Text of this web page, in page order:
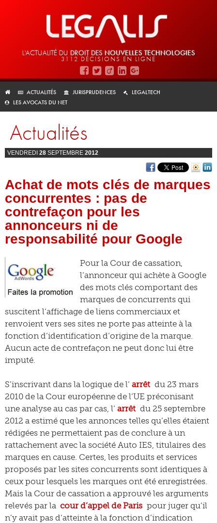
L'ACTUALITÉ DU DROIT DES NOUVELLES TECHNOLOGIES
3112 DÉCISIONS EN LIGNE
ACTUALITÉS JURISPRUDENCES
LEGALTECH
LES AVOCATS DU NET
Actualités
VENDREDI 28 SEPTEMBRE 2012
Achat de mots clés de marques
concurrentes : pas de
contrefaçon pour les
annonceurs ni de
responsabilité pour Google
Pour la Cour de cassation,
l’annonceur qui achète à Google
des mots clés comportant des
marques de concurrents qui
suscitent l’affichage de liens commerciaux et
renvoient vers ses sites ne porte pas atteinte à la
fonction d’identification d’origine de la marque.
Aucun acte de contrefaçon ne peut donc lui être
imputé.
S’inscrivant dans la logique de l’ arrêt du 23 mars
2010 de la Cour européenne de l’UE préconisant
une analyse au cas par cas, l’ arrêt du 25 septembre
2012 a estimé que les annonces telles qu’elles étaient
rédigées ne permettaient pas de conclure à un
rattachement avec la société Auto IES, titulaires des
marques en cause. Certes, les produits et services
proposés par les sites concurrents sont identiques à
ceux pour lesquels les marques ont été enregistrées.
Mais la Cour de cassation a approuvé les arguments
relevés par la cour d’appel de Paris pour juger qu’il
n’y avait pas d’atteinte à la fonction d’indication